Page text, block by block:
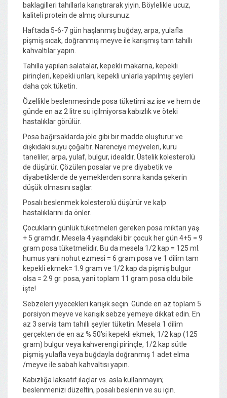
baklagilleri tahıllarla karıştırarak yiyin. Böylelikle ucuz,
kaliteli protein de almış olursunuz.
Haftada 5-6-7 gün haşlanmış buğday, arpa, yulafla
pişmiş sıcak, doğranmış meyve ile karışmış tam tahıllı
kahvaltılar yapın.
Tahılla yapılan salatalar, kepekli makarna, kepekli
pirinçleri, kepekli unları, kepekli unlarla yapılmış şeyleri
daha çok tüketin.
Özellikle beslenmesinde posa tüketimi az ise ve hem de
günde en az 2 litre su içilmiyorsa kabızlık ve öteki
hastalıklar görülür.
Posa bağırsaklarda jöle gibi bir madde oluşturur ve
dışkıdaki suyu çoğaltır. Narenciye meyveleri, kuru
taneliler, arpa, yulaf, bulgur, idealdir. Üstelik kolesterolü
de düşürür. Çözülen posalar ve pre diyabetik ve
diyabetiklerde de yemeklerden sonra kanda şekerin
düşük olmasını sağlar.
Posalı beslenmek kolesterolü düşürür ve kalp
hastalıklarını da önler.
Çocukların günlük tüketmeleri gereken posa miktarı yaş
+ 5 gramdır. Mesela 4 yaşındaki bir çocuk her gün 4+5 = 9
gram posa tüketmelidir. Bu da mesela 1/2 kap = 125 ml.
humus yani nohut ezmesi = 6 gram posa ve 1 dilim tam
kepekli ekmek= 1.9 gram ve 1/2 kap da pişmiş bulgur
olsa = 2.9 gr. posa, yani toplam 11 gram posa oldu bile
işte!
Sebzeleri yiyecekleri karışık seçin. Günde en az toplam 5
porsiyon meyve ve karışık sebze yemeye dikkat edin. En
az 3 servis tam tahıllı şeyler tüketin. Mesela 1 dilim
gerçekten de en az % 50'si kepekli ekmek, 1/2 kap (125
gram) bulgur veya kahverengi pirinçle, 1/2 kap sütle
pişmiş yulafla veya buğdayla doğranmış 1 adet elma
/meyve ile sabah kahvaltısı yapın.
Kabızlığa laksatif ilaçlar vs. asla kullanmayın;
beslenmenizi düzeltin, posalı beslenin ve su için.